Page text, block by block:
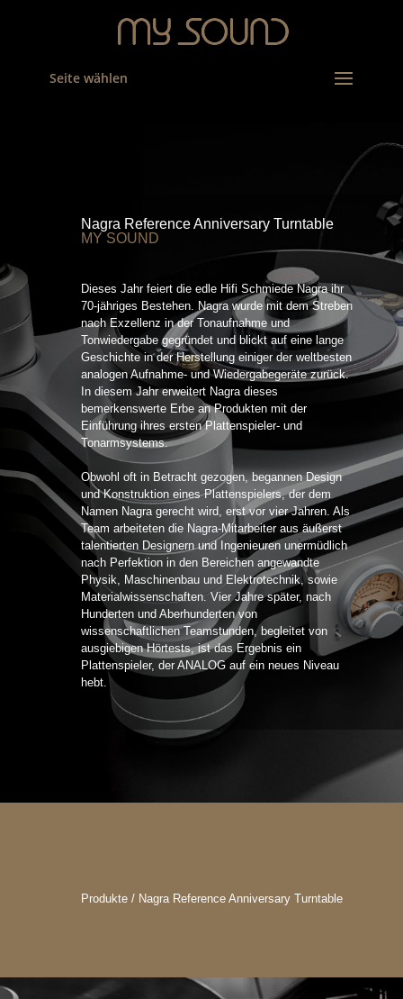
Seite wählen
Nagra Reference Anniversary Turntable
MY SOUND
Dieses Jahr feiert die edle Hifi Schmiede Nagra ihr
70-jähriges Bestehen. Nagra wurde mit dem Streben
nach Exzellenz in der Tonaufnahme und
Tonwiedergabe gegründet und blickt auf eine lange
Geschichte in der Herstellung einiger der weltbesten
analogen Aufnahme- und Wiedergabegeräte zurück.
In diesem Jahr erweitert Nagra dieses
bemerkenswerte Erbe an Produkten mit der
Einführung ihres ersten Plattenspieler- und
Tonarmsystems.
Obwohl oft in Betracht gezogen, begannen Design
und Konstruktion eines Plattenspielers, der dem
Namen Nagra gerecht wird, erst vor vier Jahren. Als
Team arbeiteten die Nagra-Mitarbeiter aus äußerst
talentierten Designern und Ingenieuren unermüdlich
nach Perfektion in den Bereichen angewandte
Physik, Maschinenbau und Elektrotechnik, sowie
Materialwissenschaften. Vier Jahre später, nach
Hunderten und Aberhunderten von
wissenschaftlichen Teamstunden, begleitet von
ausgiebigen Hörtests, ist das Ergebnis ein
Plattenspieler, der ANALOG auf ein neues Niveau
hebt.
Produkte / Nagra Reference Anniversary Turntable